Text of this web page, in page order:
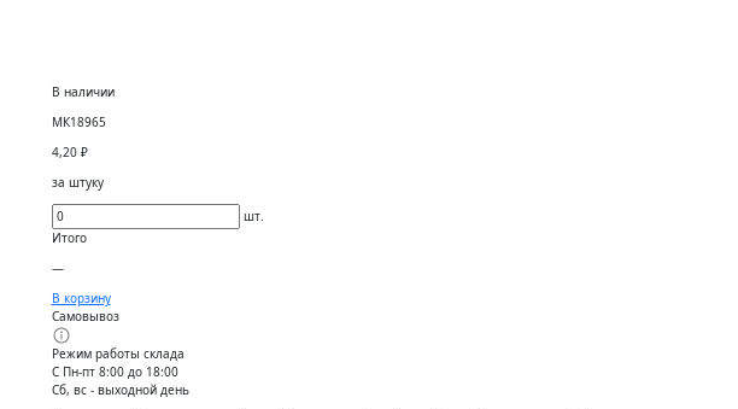
В наличии
МК18965
4,20₽
за штуку
шт.
Итого
—
В корзину
Самовывоз
Режим работы склада
С Пн-пт 8:00 до 18:00
Сб, вс - выходной день